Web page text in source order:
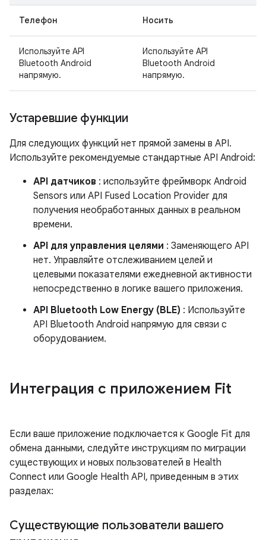
Телефон Носить
Используйте API
Bluetooth Android
напрямую.
Используйте API
Bluetooth Android
напрямую.
Устаревшие функции
Для следующих функций нет прямой замены в API.
Используйте рекомендуемые стандартные API Android:
API датчиков : используйте фреймворк Android
Sensors или API Fused Location Provider для
получения необработанных данных в реальном
времени.
API для управления целями : Заменяющего API
нет. Управляйте отслеживанием целей и
целевыми показателями ежедневной активности
непосредственно в логике вашего приложения.
API Bluetooth Low Energy (BLE) : Используйте
API Bluetooth Android напрямую для связи с
оборудованием.
Интеграция с приложением Fit
Если ваше приложение подключается к Google Fit для
обмена данными, следуйте инструкциям по миграции
существующих и новых пользователей в Health
Connect или Google Health API, приведенным в этих
разделах:
Существующие пользователи вашего